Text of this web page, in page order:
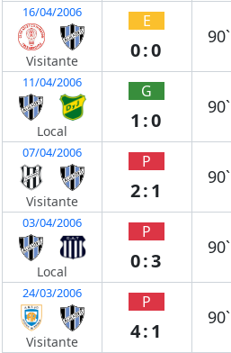
16/04/2006
Visitante
E
0:0
90`
11/04/2006
Local
G
1:0
90`
07/04/2006
Visitante
P
2:1
90`
03/04/2006
Local
P
0:3
90`
24/03/2006
Visitante
P
4:1
90`